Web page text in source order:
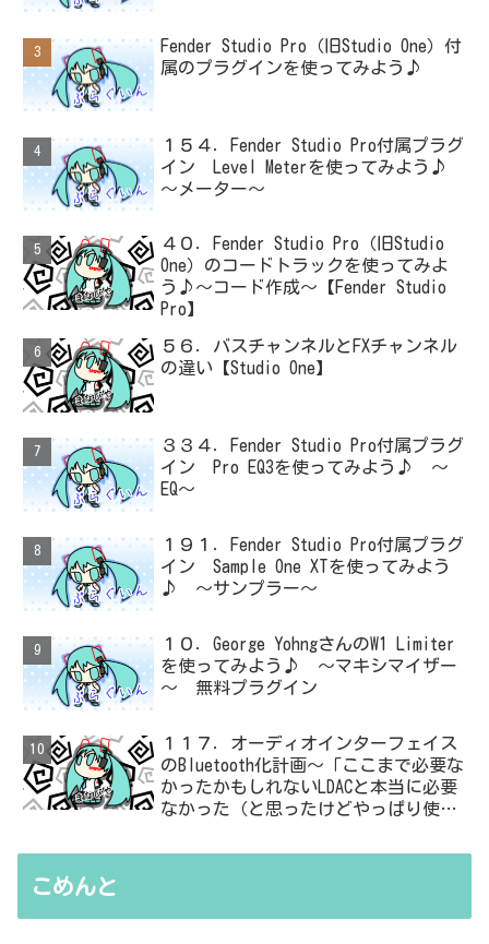
Fender Studio Pro（旧Studio One）付
属のプラグインを使ってみよう♪
１５４．Fender Studio Pro付属プラグ
イン Level Meterを使ってみよう♪
～メーター～
４０．Fender Studio Pro（旧Studio
One）のコードトラックを使ってみよ
う♪～コード作成～【Fender Studio
Pro】
５６．バスチャンネルとFXチャンネル
の違い【Studio One】
３３４．Fender Studio Pro付属プラグ
イン Pro EQ3を使ってみよう♪ ～
EQ～
１９１．Fender Studio Pro付属プラグ
イン Sample One XTを使ってみよう
♪ ～サンプラー～
１０．George YohngさんのW1 Limiter
を使ってみよう♪ ～マキシマイザー
～ 無料プラグイン
１１７．オーディオインターフェイス
のBluetooth化計画～「ここまで必要な
かったかもしれないLDACと本当に必要
なかった（と思ったけどやっぱり使っ
無駄を重ねた結論はシンプルだった
こめんと